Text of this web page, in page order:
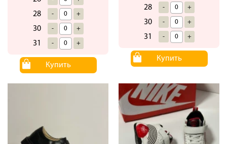
28 - +
30 - +
31 - +
Купить
28 - +
30 - +
31 - +
Купить